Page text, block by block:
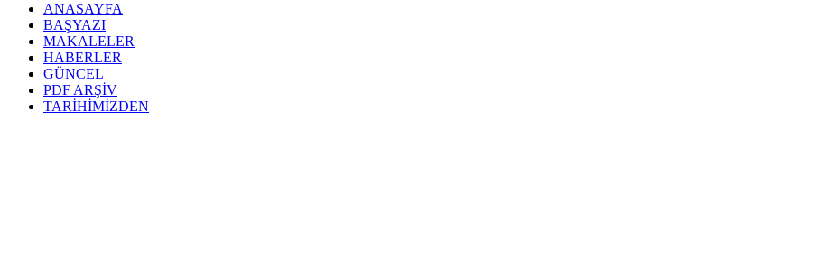
ANASAYFA
BAŞYAZI
MAKALELER
HABERLER
GÜNCEL
PDF ARŞİV
TARİHİMİZDEN